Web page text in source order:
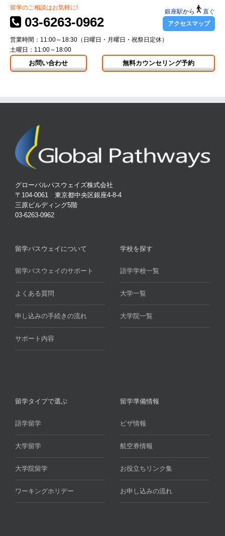
留学のご相談はお気軽に!
03-6263-0962
銀座駅から
直ぐ
アクセスマップ
営業時間：11:00～18:30（日曜日・月曜日・祝祭日定休）
土曜日：11:00～18:00
お問い合わせ 無料カウンセリング予約
グローバルパスウェイズ株式会社
〒104-0061 東京都中央区銀座4-8-4
三原ビルディング5階
03-6263-0962
留学パスウェイについて
留学パスウェイのサポート
よくある質問
申し込みの手続きの流れ
サポート内容
学校を探す
語学学校一覧
大学一覧
大学院一覧
留学タイプで選ぶ
語学留学
大学留学
大学院留学
ワーキングホリデー
留学準備情報
ビザ情報
航空券情報
お役立ちリンク集
お申し込みの流れ